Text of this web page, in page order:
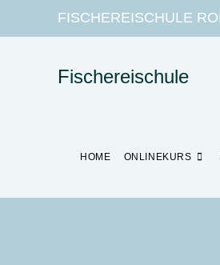
FISCHEREISCHULE
Fischereischule
HOME ONLINEKURS